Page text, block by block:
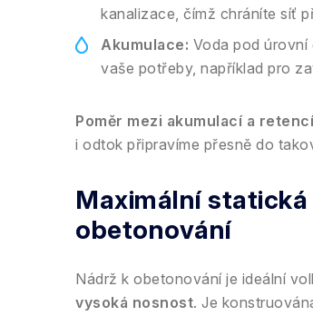
kanalizace, čímž chráníte síť
Akumulace: Voda pod
vaše potřeby, například pro
Poměr mezi akumulací a
i odtok připravíme přesně do
Maximální
obetonování
Nádrž k obetonování je ideální
vysoká nosnost. Je